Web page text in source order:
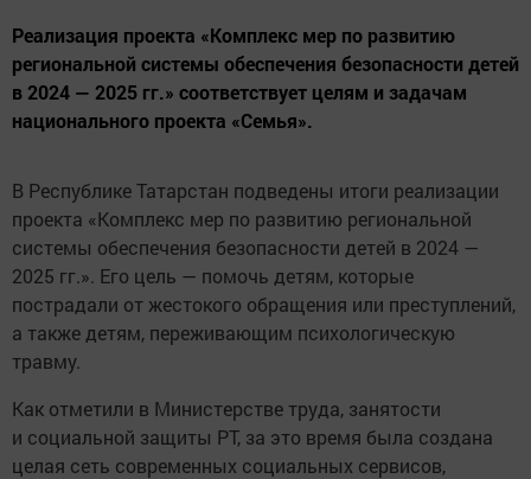
Реализация проекта «Комплекс мер по развитию
региональной системы обеспечения безопасности детей
в 2024 — 2025 гг.» соответствует целям и задачам
национального проекта «Семья».
В Республике Татарстан подведены итоги реализации
проекта «Комплекс мер по развитию региональной
системы обеспечения безопасности детей в 2024 —
2025 гг.». Его цель — помочь детям, которые
пострадали от жестокого обращения или преступлений,
а также детям, переживающим психологическую
травму.
Как отметили в Министерстве труда, занятости
и социальной защиты РТ, за это время была создана
целая сеть современных социальных сервисов,